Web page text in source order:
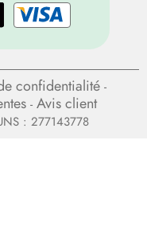
confidentialité -
- Avis client
: 277143778